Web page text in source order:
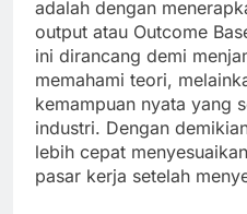
adalah dengan
output atau Outcome
ini dirancang demi
memahami teori,
kemampuan nyata yang
industri. Dengan
lebih cepat
pasar kerja setelah